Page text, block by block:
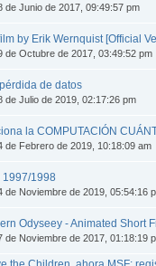
de Junio de 2017, 09:49:57 pm
by Erik Wernquist [Official
de Octubre de 2017, 03:49:52 pm
de datos
de Julio de 2019, 02:17:26 pm
la COMPUTACIÓN
de Febrero de 2019, 10:18:09 am
1997/1998
de Noviembre de 2019, 05:54:16
Odyseey - Animated Short
de Noviembre de 2017, 01:18:19